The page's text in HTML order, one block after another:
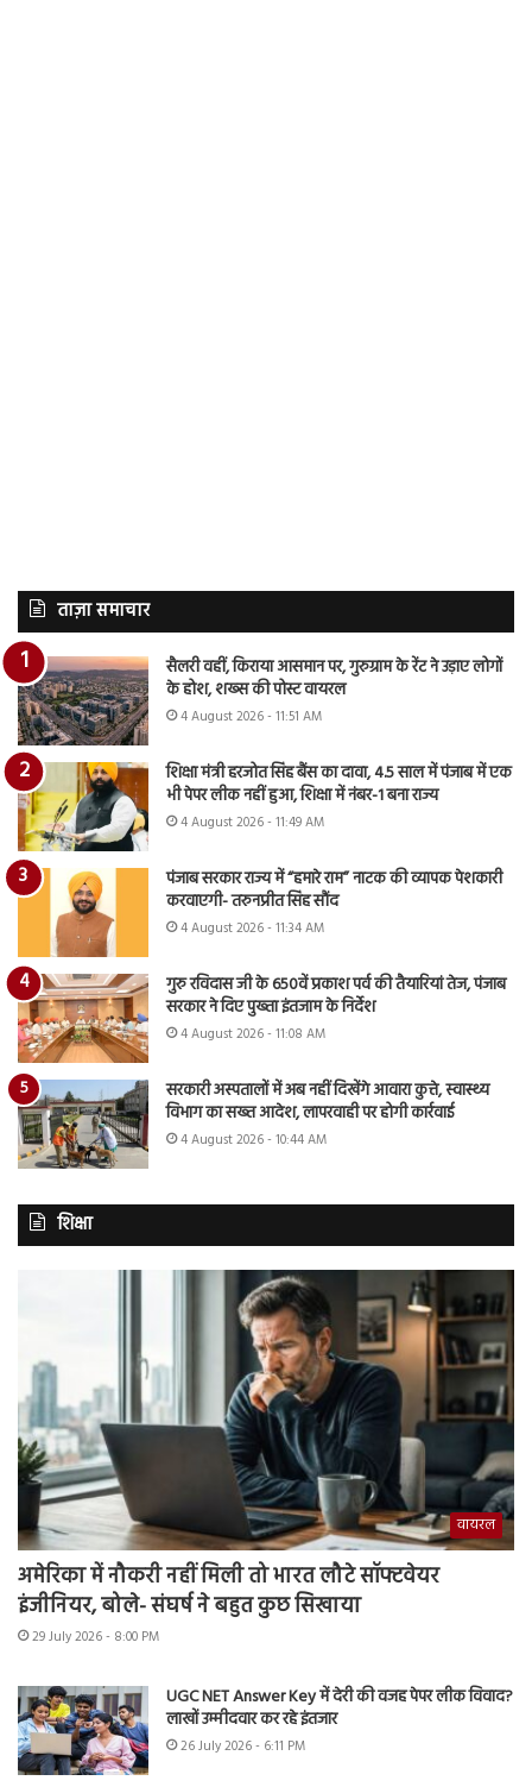
ताज़ा समाचार
सैलरी वहीं, किराया आसमान पर, गुरुग्राम के रेंट ने उड़ाए लोगों
के होश, शख्स की पोस्ट वायरल
4 August 2026 - 11:51 AM
शिक्षा मंत्री हरजोत सिंह बैंस का दावा, 4.5 साल में पंजाब में एक
भी पेपर लीक नहीं हुआ, शिक्षा में नंबर-1 बना राज्य
4 August 2026 - 11:49 AM
पंजाब सरकार राज्य में “हमारे राम” नाटक की व्यापक पेशकारी
करवाएगी- तरुनप्रीत सिंह सौंद
4 August 2026 - 11:34 AM
गुरु रविदास जी के 650वें प्रकाश पर्व की तैयारियां तेज, पंजाब
सरकार ने दिए पुख्ता इंतजाम के निर्देश
4 August 2026 - 11:08 AM
सरकारी अस्पतालों में अब नहीं दिखेंगे आवारा कुत्ते, स्वास्थ्य
विभाग का सख्त आदेश, लापरवाही पर होगी कार्रवाई
4 August 2026 - 10:44 AM
शिक्षा
वायरल
अमेरिका में नौकरी नहीं मिली तो भारत लौटे सॉफ्टवेयर
इंजीनियर, बोले- संघर्ष ने बहुत कुछ सिखाया
29 July 2026 - 8:00 PM
UGC NET Answer Key में देरी की वजह पेपर लीक विवाद?
लाखों उम्मीदवार कर रहे इंतजार
26 July 2026 - 6:11 PM